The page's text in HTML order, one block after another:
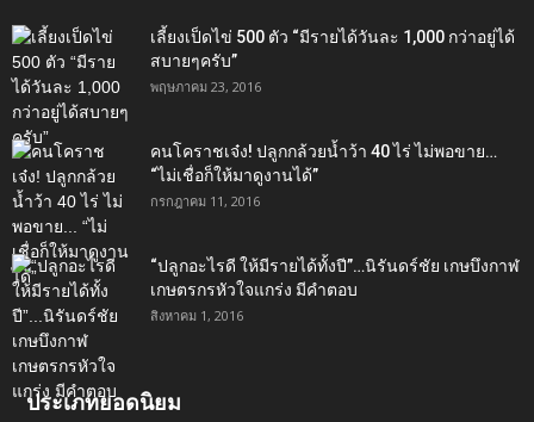
เลี้ยงเป็ดไข่ 500 ตัว “มีรายได้วันละ 1,000 กว่าอยู่ได้
สบายๆครับ”
พฤษภาคม 23, 2016
คนโคราชเจ๋ง! ปลูกกล้วยน้ำว้า 40 ไร่ ไม่พอขาย…
“ไม่เชื่อก็ให้มาดูงานได้”‬
กรกฎาคม 11, 2016
“ปลูกอะไรดี ให้มีรายได้ทั้งปี”…นิรันดร์ชัย เกษบึงกาฬ
เกษตรกรหัวใจแกร่ง มีคำตอบ
สิงหาคม 1, 2016
ประเภทยอดนิยม